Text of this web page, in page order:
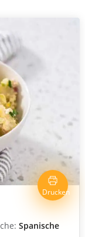
Drucken
Spanische